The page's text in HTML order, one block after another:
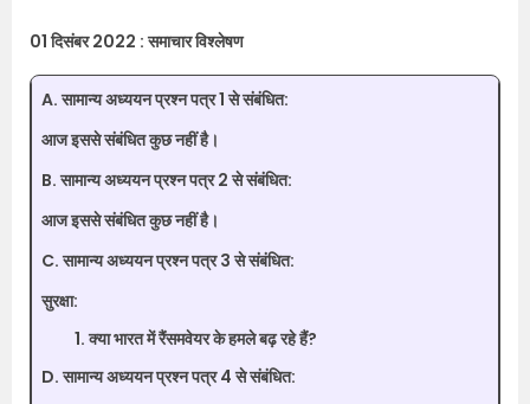
01 दिसंबर 2022 : समाचार विश्लेषण
A. सामान्य अध्ययन प्रश्न पत्र 1 से संबंधित:
आज इससे संबंधित कुछ नहीं है।
B. सामान्य अध्ययन प्रश्न पत्र 2 से संबंधित:
आज इससे संबंधित कुछ नहीं है।
C. सामान्य अध्ययन प्रश्न पत्र 3 से संबंधित:
सुरक्षा:
क्या भारत में रैंसमवेयर के हमले बढ़ रहे हैं?
D. सामान्य अध्ययन प्रश्न पत्र 4 से संबंधित: